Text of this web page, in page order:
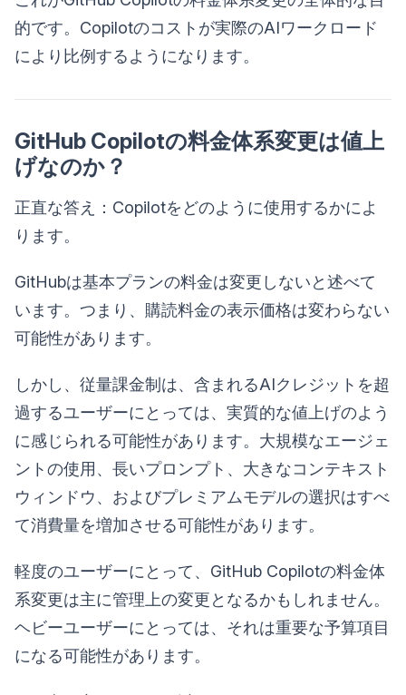
的です。Copilotのコストが実際のAIワークロード
により比例するようになります。
GitHub Copilotの料金体系変更は値上
げなのか？
正直な答え：Copilotをどのように使用するかによ
ります。
GitHubは基本プランの料金は変更しないと述べて
います。つまり、購読料金の表示価格は変わらない
可能性があります。
しかし、従量課金制は、含まれるAIクレジットを超
過するユーザーにとっては、実質的な値上げのよう
に感じられる可能性があります。大規模なエージェ
ントの使用、長いプロンプト、大きなコンテキスト
ウィンドウ、およびプレミアムモデルの選択はすべ
て消費量を増加させる可能性があります。
軽度のユーザーにとって、GitHub Copilotの料金体
系変更は主に管理上の変更となるかもしれません。
ヘビーユーザーにとっては、それは重要な予算項目
になる可能性があります。